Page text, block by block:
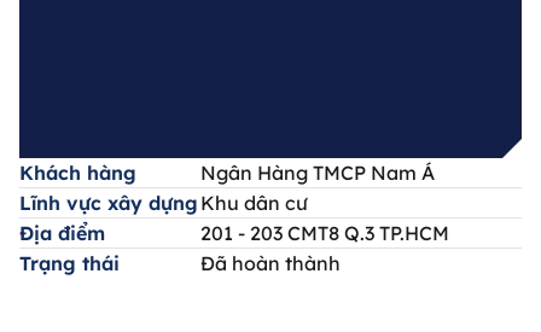
Khách hàng
Ngân Hàng TMCP Nam Á
Lĩnh vực xây dựng Khu dân cư
Địa điểm
201 - 203 CMT8 Q.3 TP.HCM
Trạng thái
Đã hoàn thành